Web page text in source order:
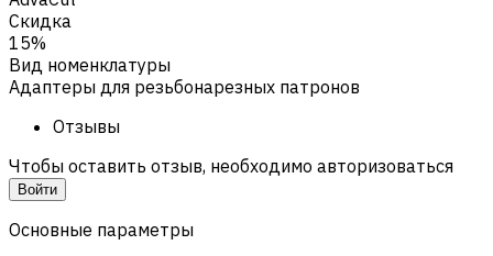
Скидка
15%
Вид номенклатуры
Адаптеры для резьбонарезных патронов
Отзывы
Чтобы оставить отзыв, необходимо авторизоваться
Войти
Основные параметры